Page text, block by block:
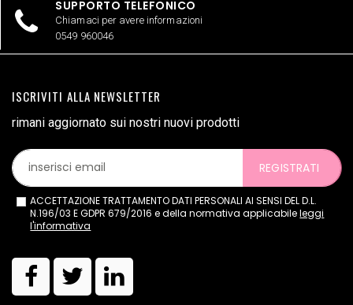
SUPPORTO TELEFONICO
Chiamaci per avere informazioni
0549 960046
ISCRIVITI ALLA NEWSLETTER
rimani aggiornato sui nostri nuovi prodotti
REGISTRATI
ACCETTAZIONE TRATTAMENTO DATI PERSONALI AI SENSI DEL D.L.
N.196/03 E GDPR 679/2016 e della normativa applicabileleggi
l'informativa